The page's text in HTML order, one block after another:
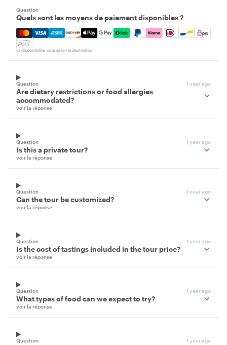
Question
Quels sont les moyens de paiement disponibles ?
Mastercard, Visa, Amex, Discover, Apple Pay, Google
La disponibilité varie selon la destination
Question 1 year ago
Are dietary restrictions or food allergies
accommodated?
voir la réponse
Question 1 year ago
Is this a private tour?
voir la réponse
Question 1 year ago
Can the tour be customized?
voir la réponse
Question 1 year ago
Is the cost of tastings included in the tour price?
voir la réponse
Question 1 year ago
What types of food can we expect to try?
voir la réponse
Question 1 year ago